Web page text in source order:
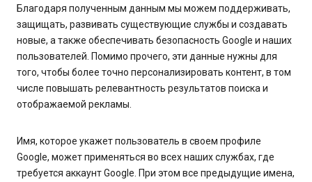
Благодаря полученным данным мы можем поддерживать,
защищать, развивать существующие службы и создавать
новые, а также обеспечивать безопасность Google и наших
пользователей. Помимо прочего, эти данные нужны для
того, чтобы более точно персонализировать контент, в том
числе повышать релевантность результатов поиска и
отображаемой рекламы.
Имя, которое укажет пользователь в своем профиле
Google, может применяться во всех наших службах, где
требуется аккаунт Google. При этом все предыдущие имена,